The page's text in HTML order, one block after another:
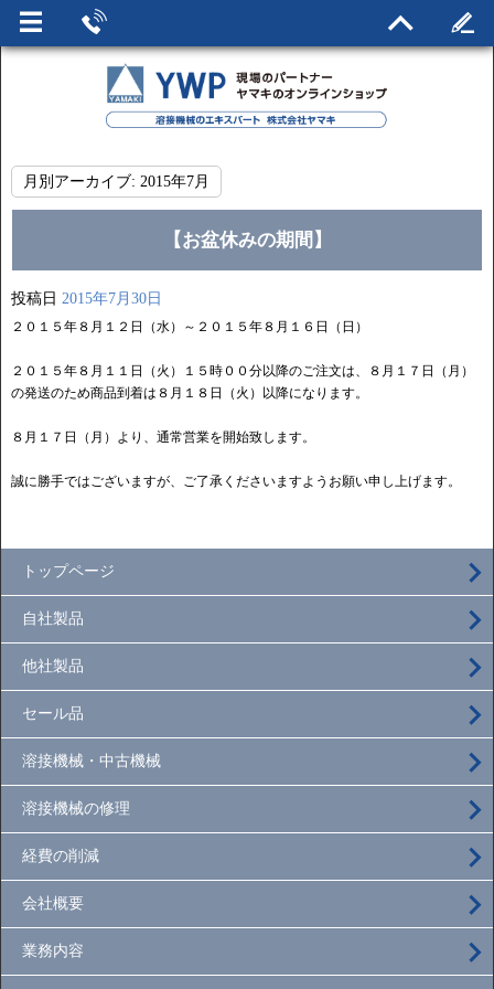
月別アーカイブ: 2015年7月
【お盆休みの期間】
投稿日 2015年7月30日
２０１５年８月１２日（水）～２０１５年８月１６日（日）
２０１５年８月１１日（火）１５時００分以降のご注文は、８月１７日（月）
の発送のため商品到着は８月１８日（火）以降になります。
８月１７日（月）より、通常営業を開始致します。
誠に勝手ではございますが、ご了承くださいますようお願い申し上げます。
トップページ
自社製品
他社製品
セール品
溶接機械・中古機械
溶接機械の修理
経費の削減
会社概要
業務内容